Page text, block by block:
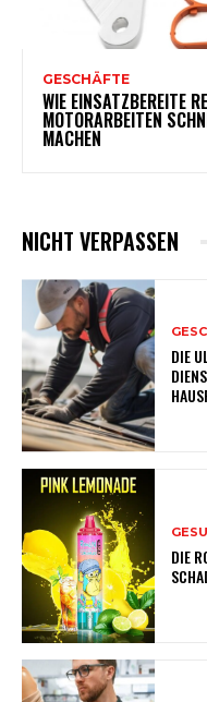
GESCHÄFTE
WIE EINSATZBEREITE
MOTORARBEITEN
MACHEN
NICHT VERPASSEN
DIE
DIE